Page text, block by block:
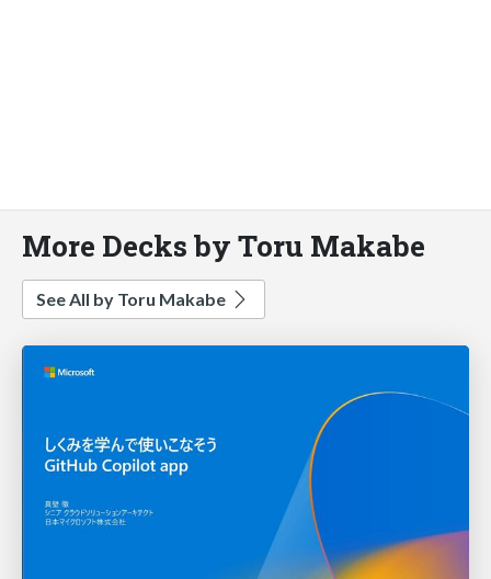
More Decks by Toru Makabe
See All by Toru Makabe